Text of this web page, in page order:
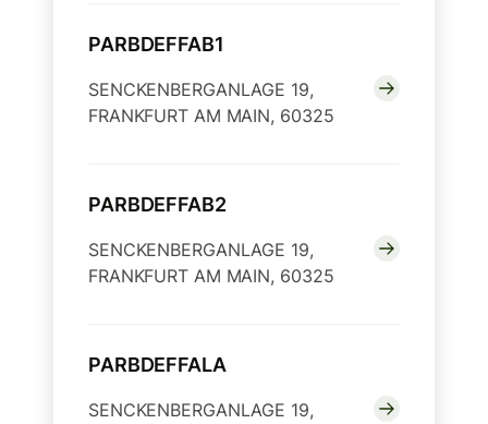
PARBDEFFAB1
SENCKENBERGANLAGE 19,
FRANKFURT AM MAIN, 60325
PARBDEFFAB2
SENCKENBERGANLAGE 19,
FRANKFURT AM MAIN, 60325
PARBDEFFALA
SENCKENBERGANLAGE 19,